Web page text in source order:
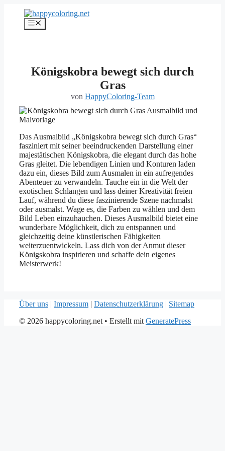
springen
Menü
Königskobra bewegt sich durch
Gras
von HappyColoring-Team
Das Ausmalbild „Königskobra bewegt sich durch Gras“
fasziniert mit seiner beeindruckenden Darstellung einer
majestätischen Königskobra, die elegant durch das hohe
Gras gleitet. Die lebendigen Linien und Konturen laden
dazu ein, dieses Bild zum Ausmalen in ein aufregendes
Abenteuer zu verwandeln. Tauche ein in die Welt der
exotischen Schlangen und lass deiner Kreativität freien
Lauf, während du diese faszinierende Szene nachmalst
oder ausmalst. Wage es, die Farben zu wählen und dem
Bild Leben einzuhauchen. Dieses Ausmalbild bietet eine
wunderbare Möglichkeit, dich zu entspannen und
gleichzeitig deine künstlerischen Fähigkeiten
weiterzuentwickeln. Lass dich von der Anmut dieser
Königskobra inspirieren und schaffe dein eigenes
Meisterwerk!
Über uns | Impressum | Datenschutzerklärung | Sitemap
© 2026 happycoloring.net • Erstellt mit GeneratePress